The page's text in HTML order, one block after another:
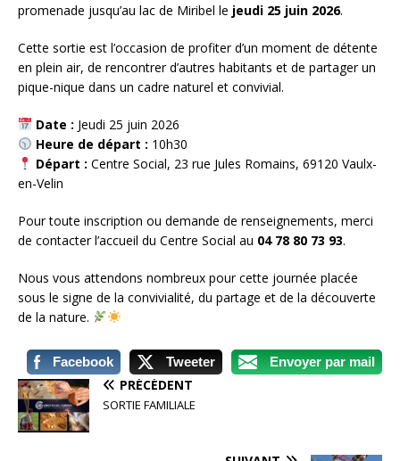
promenade jusqu’au lac de Miribel le jeudi 25 juin 2026.
Cette sortie est l’occasion de profiter d’un moment de détente
en plein air, de rencontrer d’autres habitants et de partager un
pique-nique dans un cadre naturel et convivial.
Date : Jeudi 25 juin 2026
Heure de départ : 10h30
Départ : Centre Social, 23 rue Jules Romains, 69120 Vaulx-
en-Velin
Pour toute inscription ou demande de renseignements, merci
de contacter l’accueil du Centre Social au 04 78 80 73 93.
Nous vous attendons nombreux pour cette journée placée
sous le signe de la convivialité, du partage et de la découverte
de la nature.
Facebook Tweeter Envoyer par mail
PRÉCÉDENT
SORTIE FAMILIALE